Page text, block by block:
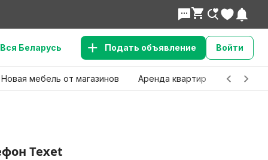
Вся Беларусь Подать объявление Войти
Новая мебель от магазинов Аренда квартир Детские
Texet